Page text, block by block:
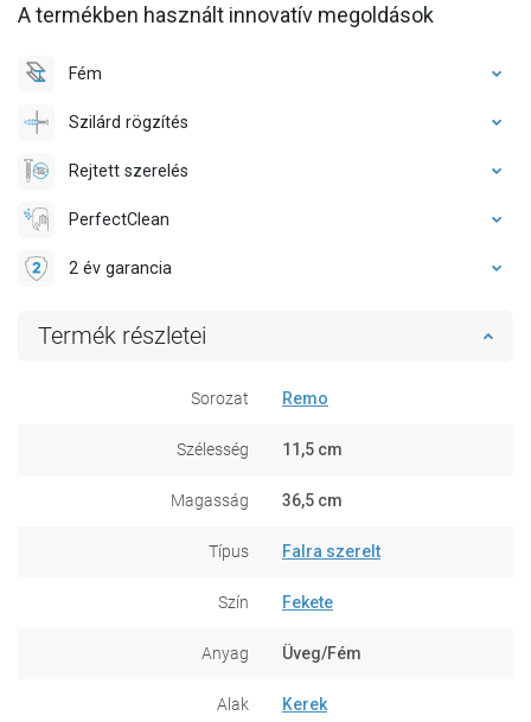
A termékben használt innovatív megoldások
Fém
Szilárd rögzítés
Rejtett szerelés
PerfectClean
2 év garancia
Termék részletei
Sorozat Remo
Szélesség 11,5 cm
Magasság 36,5 cm
Típus Falra szerelt
Szín Fekete
Anyag Üveg/Fém
Alak Kerek